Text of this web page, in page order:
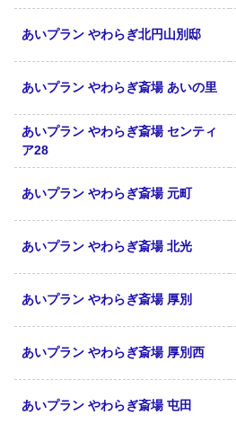
あいプラン やわらぎ北円山別邸
あいプラン やわらぎ斎場 あいの里
あいプラン やわらぎ斎場 センティ
ア28
あいプラン やわらぎ斎場 元町
あいプラン やわらぎ斎場 北光
あいプラン やわらぎ斎場 厚別
あいプラン やわらぎ斎場 厚別西
あいプラン やわらぎ斎場 屯田